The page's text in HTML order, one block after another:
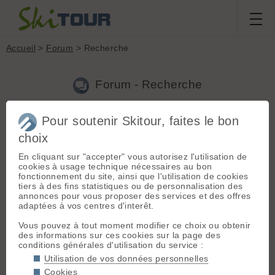
Accueil > Forum > Recherche
Forum - Recherche
Nouveau sujet|Voir tous les sujets
3 résultats
Skitour Game 2006(nan le 13.04.2006 à 08:15)
super la poire ouha ! Pas de doute pour le record...
Skitour Game 2006(nan le 13.04.2006 à 07:33)
Arva, vous vous entrainez...(nan le 18.02.2006 à 16:32)
Bonjour Je suis d'accord, pour un matériel de sécurité c'est
vraiment un prix exsorbitant et cela paraît fou de vendre pelle
Pour soutenir Skitour, faites le bon
choix
En cliquant sur "accepter" vous autorisez l'utilisation de
cookies à usage technique nécessaires au bon
fonctionnement du site, ainsi que l'utilisation de cookies
tiers à des fins statistiques ou de personnalisation des
annonces pour vous proposer des services et des offres
adaptées à vos centres d'interêt.
Vous pouvez à tout moment modifier ce choix ou obtenir
des informations sur ces cookies sur la page des
conditions générales d'utilisation du service :
Utilisation de vos données personnelles
Cookies